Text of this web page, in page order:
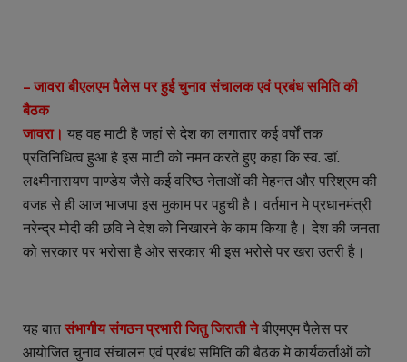
– जावरा बीएलएम पैलेस पर हुई चुनाव संचालक एवं प्रबंध समिति की
बैठक
जावरा। यह वह माटी है जहां से देश का लगातार कई वर्षों तक
प्रतिनिधित्व हुआ है इस माटी को नमन करते हुए कहा कि स्व. डॉ.
लक्ष्मीनारायण पाण्डेय जैसे कई वरिष्ठ नेताओं की मेहनत और परिश्रम की
वजह से ही आज भाजपा इस मुकाम पर पहुची है। वर्तमान मे प्रधानमंत्री
नरेन्द्र मोदी की छवि ने देश को निखारने के काम किया है। देश की जनता
को सरकार पर भरोसा है ओर सरकार भी इस भरोसे पर खरा उतरी है।
यह बात संभागीय संगठन प्रभारी जितु जिराती नेबीएमएम पैलेस पर
आयोजित चुनाव संचालन एवं प्रबंध समिति की बैठक मे कार्यकर्ताओं को